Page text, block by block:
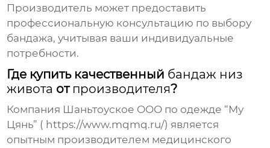
Производитель может предоставить
профессиональную консультацию по выбору
бандажа, учитывая ваши индивидуальные
потребности.
Где купить качественный бандаж низ
живота от производителя?
Компания Шаньтоуское ООО по одежде “Му
Цянь” ( https://www.mqmq.ru/) является
опытным производителем медицинского